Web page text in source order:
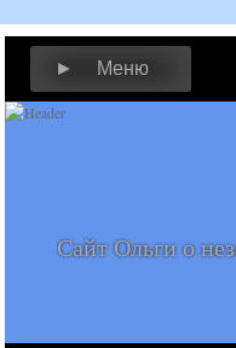
► Меню
Сайт Ольги о